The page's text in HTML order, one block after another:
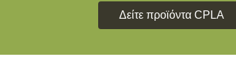
Δείτε προϊόντα CPLA